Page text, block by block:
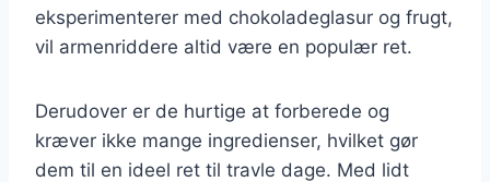
eksperimenterer med chokoladeglasur og frugt,
vil armenriddere altid være en populær ret.
Derudover er de hurtige at forberede og
kræver ikke mange ingredienser, hvilket gør
dem til en ideel ret til travle dage. Med lidt